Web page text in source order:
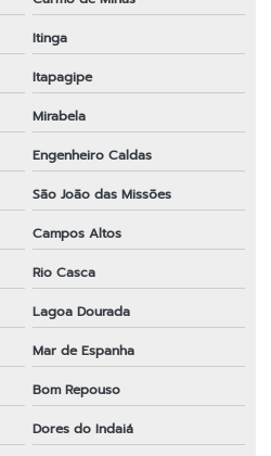
Itinga
Itapagipe
Mirabela
Engenheiro Caldas
São João das Missões
Campos Altos
Rio Casca
Lagoa Dourada
Mar de Espanha
Bom Repouso
Dores do Indaiá